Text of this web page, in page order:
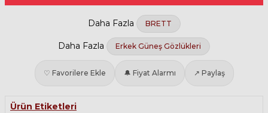
Daha Fazla BRETT
Daha Fazla Erkek Güneş Gözlükleri
♡ Favorilere Ekle 🔔 Fiyat Alarmı ↗ Paylaş
Ürün Etiketleri